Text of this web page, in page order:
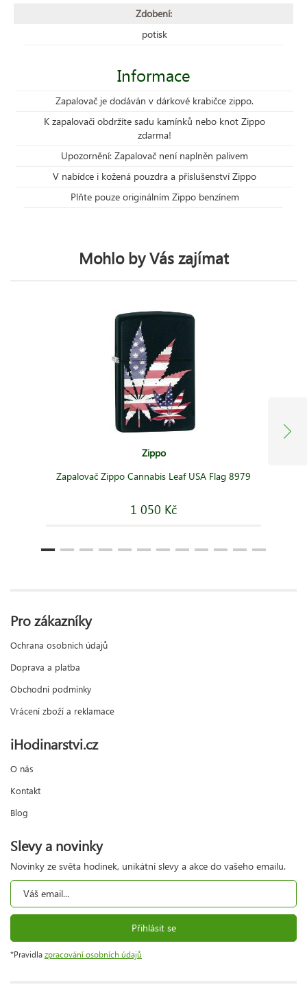
Zdobení:
potisk
Informace
Zapalovač je dodáván v dárkové krabičce zippo.
K zapalovači obdržíte sadu kamínků nebo knot Zippo
zdarma!
Upozornění: Zapalovač není naplněn palivem
V nabídce i kožená pouzdra a příslušenství Zippo
Plňte pouze originálním Zippo benzínem
Mohlo by Vás zajímat
Zippo
Zapalovač Zippo Cannabis Leaf USA Flag 8979
1 050 Kč
Pro zákazníky
Ochrana osobních údajů
Doprava a platba
Obchodní podmínky
Vrácení zboží a reklamace
iHodinarstvi.cz
O nás
Kontakt
Blog
Slevy a novinky
Novinky ze světa hodinek, unikátní slevy a akce do vašeho emailu.
Přihlásit se
*Pravidla zpracování osobních údajů